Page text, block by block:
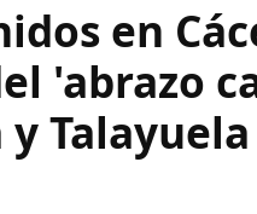
en
'abrazo
Talayuela